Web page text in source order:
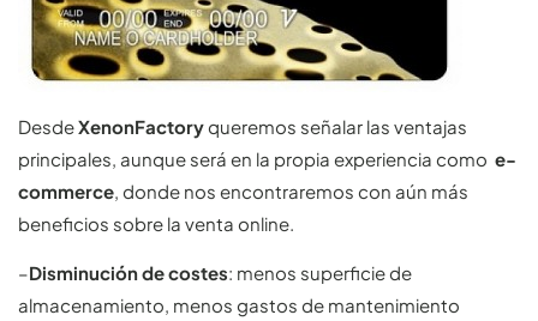
DesdeXenonFactoryqueremos señalar las ventajas
principales, aunque será en la propia experiencia como e-
commerce , donde nos encontraremos con aún más
beneficios sobre la venta online.
–Disminución de costes: menos superficie de
almacenamiento, menos gastos de mantenimiento